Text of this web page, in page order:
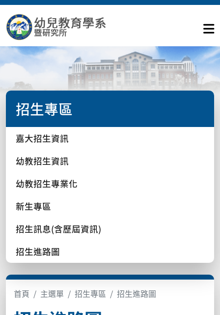
招生專區
嘉大招生資訊
幼教招生資訊
幼教招生專業化
新生專區
招生訊息(含歷屆資訊)
招生進路圖
首頁 主選單 招生專區 招生進路圖